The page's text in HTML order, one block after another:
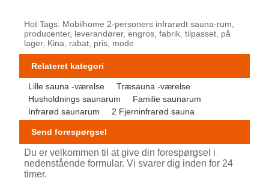
Hot Tags: Mobilhome 2-personers infrarødt sauna-rum,
producenter, leverandører, engros, fabrik, tilpasset, på
lager, Kina, rabat, pris, mode
Relateret kategori
Lille sauna -værelse
Træsauna -værelse
Husholdnings saunarum
Familie saunarum
Infrarød saunarum
2 Fjerninfrarød sauna
Send forespørgsel
Du er velkommen til at give din forespørgsel i
nedenstående formular. Vi svarer dig inden for 24
timer.